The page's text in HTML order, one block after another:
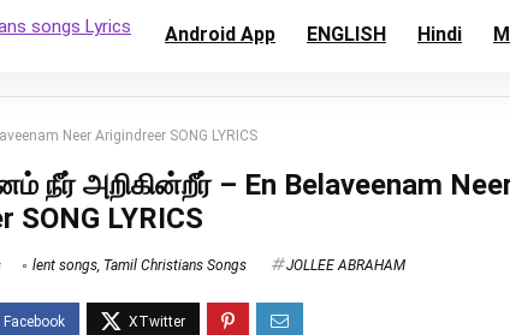
Android App ENGLISH Hindi
Neer Arigindreer SONG LYRICS
நீர் அறிகின்றீர் – En Belaveenam
SONG LYRICS
lent songs, Tamil Christians Songs JOLLEE ABRAHAM